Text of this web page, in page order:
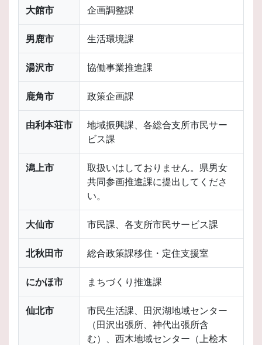
大館市 企画調整課
男鹿市 生活環境課
湯沢市 協働事業推進課
鹿角市 政策企画課
由利本荘市
地域振興課、各総合支所市民サー
ビス課
潟上市
取扱いはしておりません。県男女
共同参画推進課に提出してくださ
い。
大仙市 市民課、各支所市民サービス課
北秋田市 総合政策課移住・定住支援室
にかほ市 まちづくり推進課
仙北市
市民生活課、田沢湖地域センター
（田沢出張所、神代出張所含
む）、西木地域センター（上桧木